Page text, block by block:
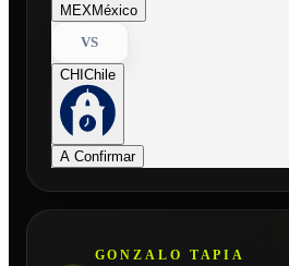
MEXMéxico
VS
CHIChile
A Confirmar
GONZALO TAPIA